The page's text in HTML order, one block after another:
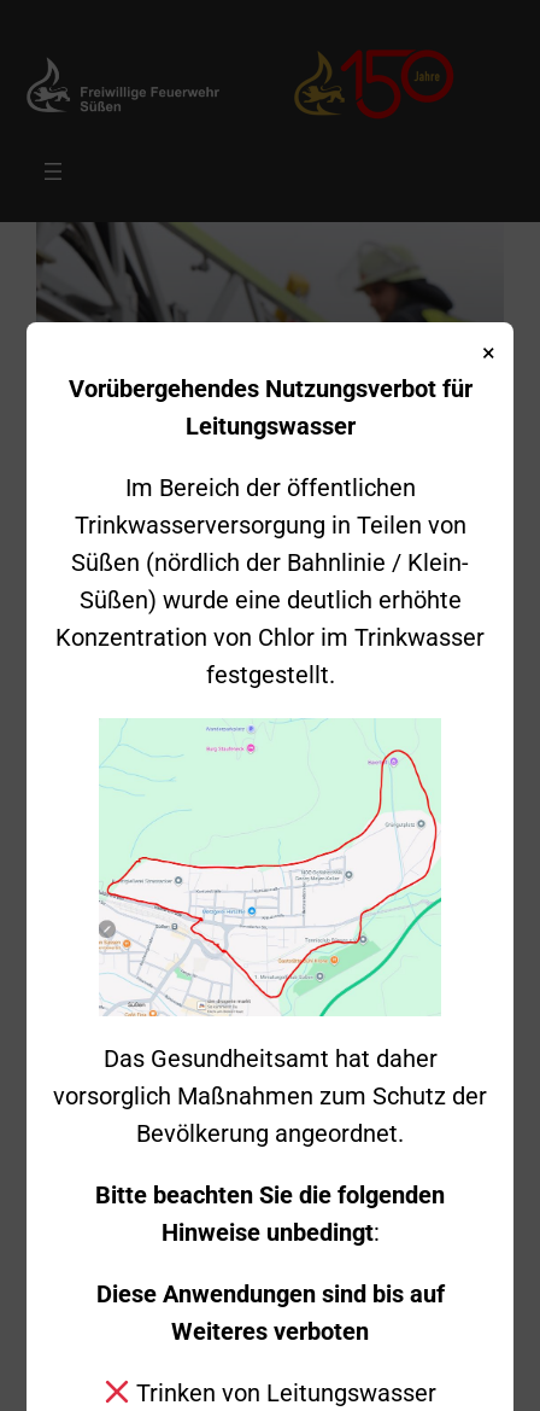
springen
31.05.2026 –
Erkundung –
Hintere Stelle
Einsatzdetails
Einsatznummer 2026-046
Datum 31.05.2026
21:50 Uhr
Einsatzstichwort Auftrag DLK
Einsatzort Hintere Stelle
Ausgerückte
KdoW
×
Vorübergehendes Nutzungsverbot für
Leitungswasser
Im Bereich der öffentlichen
Trinkwasserversorgung in Teilen von
Süßen (nördlich der Bahnlinie / Klein-
Süßen) wurde eine deutlich erhöhte
Konzentration von Chlor im Trinkwasser
festgestellt.
Das Gesundheitsamt hat daher
vorsorglich Maßnahmen zum Schutz der
Bevölkerung angeordnet.
Bitte beachten Sie die folgenden
Hinweise unbedingt:
Diese Anwendungen sind bis auf
Weiteres verboten
Trinken von Leitungswasser